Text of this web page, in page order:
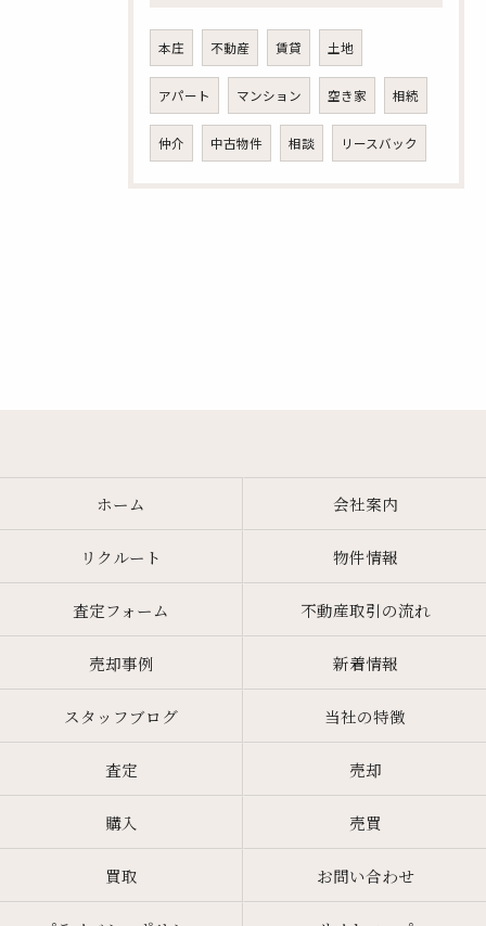
本庄 不動産 賃貸 土地
アパート マンション 空き家 相続
仲介 中古物件 相談 リースバック
ホーム 会社案内
リクルート 物件情報
査定フォーム 不動産取引の流れ
売却事例 新着情報
スタッフブログ 当社の特徴
査定 売却
購入 売買
買取 お問い合わせ